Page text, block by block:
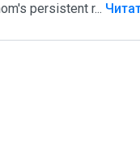
persistent r...